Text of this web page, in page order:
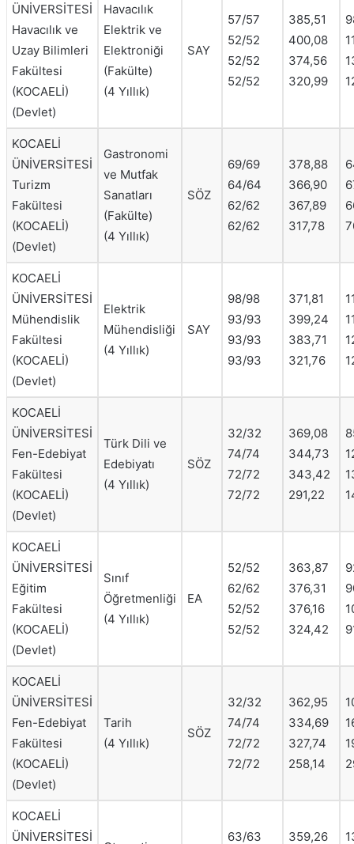
ÜNİVERSİTESİ
Havacılık ve
Uzay Bilimleri
Fakültesi
(KOCAELİ)
(Devlet)
Havacılık
Elektrik ve
Elektroniği
(Fakülte)
(4 Yıllık)
SAY
57/57
52/52
52/52
52/52
385,51
400,08
374,56
320,99
KOCAELİ
ÜNİVERSİTESİ
Turizm
Fakültesi
(KOCAELİ)
(Devlet)
Gastronomi
ve Mutfak
Sanatları
(Fakülte)
(4 Yıllık)
SÖZ
69/69
64/64
62/62
62/62
378,88
366,90
367,89
317,78
KOCAELİ
ÜNİVERSİTESİ
Mühendislik
Fakültesi
(KOCAELİ)
(Devlet)
Elektrik
Mühendisliği
(4 Yıllık)
SAY
98/98
93/93
93/93
93/93
371,81
399,24
383,71
321,76
KOCAELİ
ÜNİVERSİTESİ
Fen-Edebiyat
Fakültesi
(KOCAELİ)
(Devlet)
Türk Dili ve
Edebiyatı
(4 Yıllık)
SÖZ
32/32
74/74
72/72
72/72
369,08
344,73
343,42
291,22
KOCAELİ
ÜNİVERSİTESİ
Eğitim
Fakültesi
(KOCAELİ)
(Devlet)
Sınıf
Öğretmenliği
(4 Yıllık)
EA
52/52
62/62
52/52
52/52
363,87
376,31
376,16
324,42
KOCAELİ
ÜNİVERSİTESİ
Fen-Edebiyat
Fakültesi
(KOCAELİ)
(Devlet)
Tarih
(4 Yıllık)
SÖZ
32/32
74/74
72/72
72/72
362,95
334,69
327,74
258,14
KOCAELİ
ÜNİVERSİTESİ
63/63 359,26